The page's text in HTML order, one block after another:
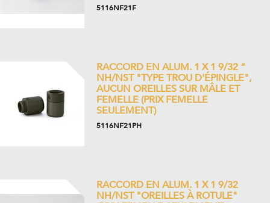
5116NF21F
RACCORD EN ALUM. 1 X 1 9/32 “
NH/NST "TYPE TROU D'ÉPINGLE",
AUCUN OREILLES SUR MÂLE ET
FEMELLE (PRIX FEMELLE
SEULEMENT)
5116NF21PH
RACCORD EN ALUM. 1 X 1 9/32
NH/NST "OREILLES À ROTULE"